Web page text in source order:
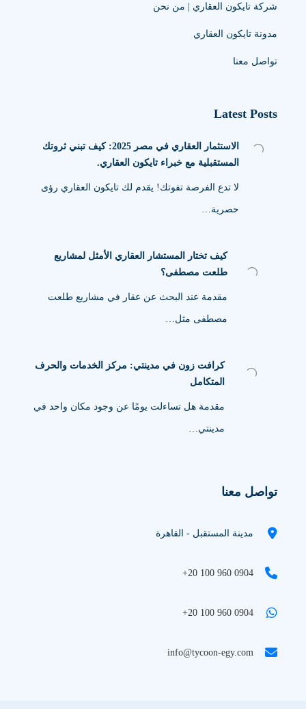
شركة تايكون العقاري | من نحن
مدونة تايكون العقاري
تواصل معنا
Latest Posts
الاستثمار العقاري في مصر 2025: كيف تبني ثروتك
المستقبلية مع خبراء تايكون العقاري.
لا تدع الفرصة تفوتك! يقدم لك تايكون العقاري رؤى
حصرية…
كيف تختار المستشار العقاري الأمثل لمشاريع
طلعت مصطفى؟
مقدمة عند البحث عن عقار في مشاريع طلعت
مصطفى مثل…
كرافت زون في مدينتي: مركز الخدمات والحرف
المتكامل
مقدمة هل تساءلت يومًا عن وجود مكان واحد في
مدينتي…
تواصل معنا
مدينة المستقبل - القاهرة
+20 100 960 0904
+20 100 960 0904
info@tycoon-egy.com